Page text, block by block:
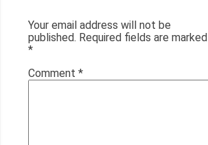
Your email address will not be
published. Required fields are marked
*
Comment *